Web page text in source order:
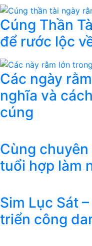
Cúng Thần
để rước lộc
Các ngày
nghĩa và
cúng
Cùng
tuổi hợp làm
Sim Lục Sát
triển công